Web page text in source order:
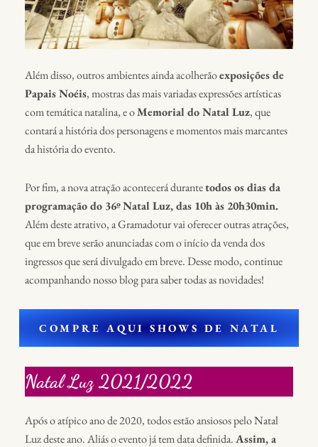
Além disso, outros ambientes ainda acolherãoexposições de
Papais Noéis, mostras das mais variadas expressões artísticas
com temática natalina, e oMemorial do Natal Luz, que
contará a história dos personagens e momentos mais marcantes
da história do evento.
Por fim, a nova atração acontecerá durantetodos os dias da
programação do 36º Natal Luz, das 10h às 20h30min.
Além deste atrativo, a Gramadotur vai oferecer outras atrações,
que em breve serão anunciadas com o início da venda dos
ingressos que será divulgado em breve. Desse modo, continue
acompanhando nosso blog para saber todas as novidades!
COMPRE AQUI SHOWS DE NATAL
Natal Luz 2021/2022
Após o atípico ano de 2020, todos estão ansiosos pelo Natal
Luz deste ano. Aliás o evento já tem data definida.Assim, a